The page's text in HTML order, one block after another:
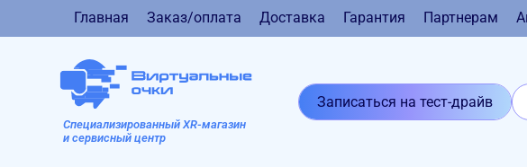
Главная Заказ/оплата Доставка Гарантия Партнерам
Специализированный XR-магазин
и сервисный центр
Записаться на тест-драйв